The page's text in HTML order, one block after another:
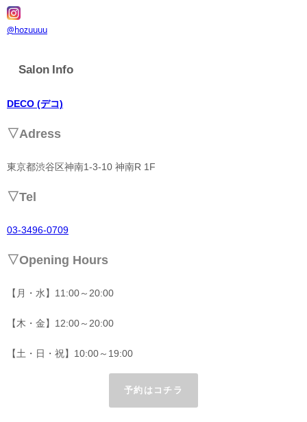
@hozuuuu
Salon Info
DECO (デコ)
▽Adress
東京都渋谷区神南1-3-10 神南R 1F
▽Tel
03-3496-0709
▽Opening Hours
【月・水】11:00～20:00
【木・金】12:00～20:00
【土・日・祝】10:00～19:00
予約はコチラ